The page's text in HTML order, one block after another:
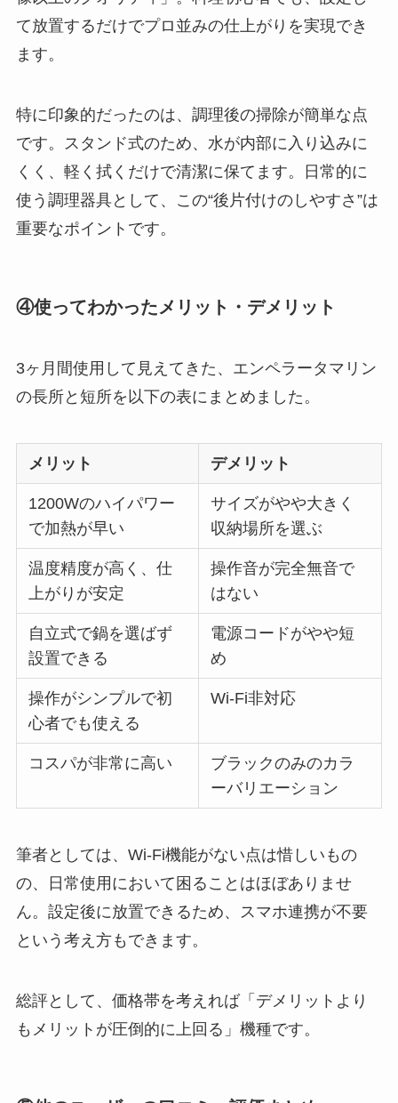
て放置するだけでプロ並みの仕上がりを実現でき
ます。
特に印象的だったのは、調理後の掃除が簡単な点
です。スタンド式のため、水が内部に入り込みに
くく、軽く拭くだけで清潔に保てます。日常的に
使う調理器具として、この“後片付けのしやすさ”は
重要なポイントです。
④使ってわかったメリット・デメリット
3ヶ月間使用して見えてきた、エンペラータマリン
の長所と短所を以下の表にまとめました。
メリット デメリット
1200Wのハイパワー
で加熱が早い
サイズがやや大きく
収納場所を選ぶ
温度精度が高く、仕
上がりが安定
操作音が完全無音で
はない
自立式で鍋を選ばず
設置できる
電源コードがやや短
め
操作がシンプルで初
心者でも使える
Wi-Fi非対応
コスパが非常に高い
ブラックのみのカラ
ーバリエーション
筆者としては、Wi-Fi機能がない点は惜しいもの
の、日常使用において困ることはほぼありませ
ん。設定後に放置できるため、スマホ連携が不要
という考え方もできます。
総評として、価格帯を考えれば「デメリットより
もメリットが圧倒的に上回る」機種です。